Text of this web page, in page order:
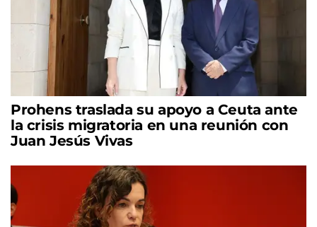
Prohens traslada su apoyo a Ceuta ante
la crisis migratoria en una reunión con
Juan Jesús Vivas